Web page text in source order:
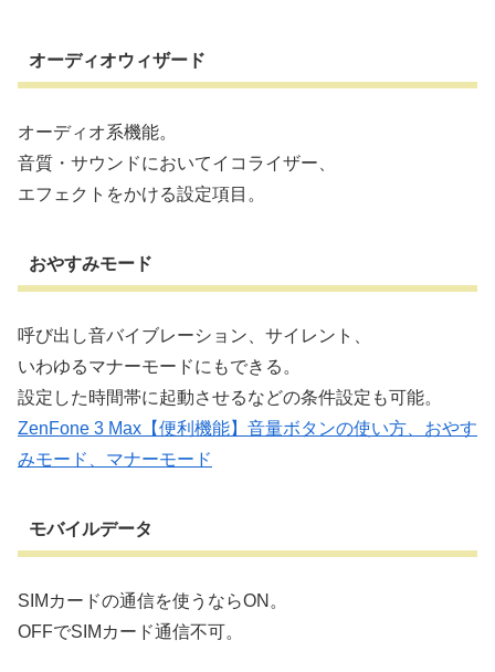
オーディオウィザード
オーディオ系機能。
音質・サウンドにおいてイコライザー、
エフェクトをかける設定項目。
おやすみモード
呼び出し音バイブレーション、サイレント、
いわゆるマナーモードにもできる。
設定した時間帯に起動させるなどの条件設定も可能。
ZenFone 3 Max【便利機能】音量ボタンの使い方、おやす
みモード、マナーモード
モバイルデータ
SIMカードの通信を使うならON。
OFFでSIMカード通信不可。